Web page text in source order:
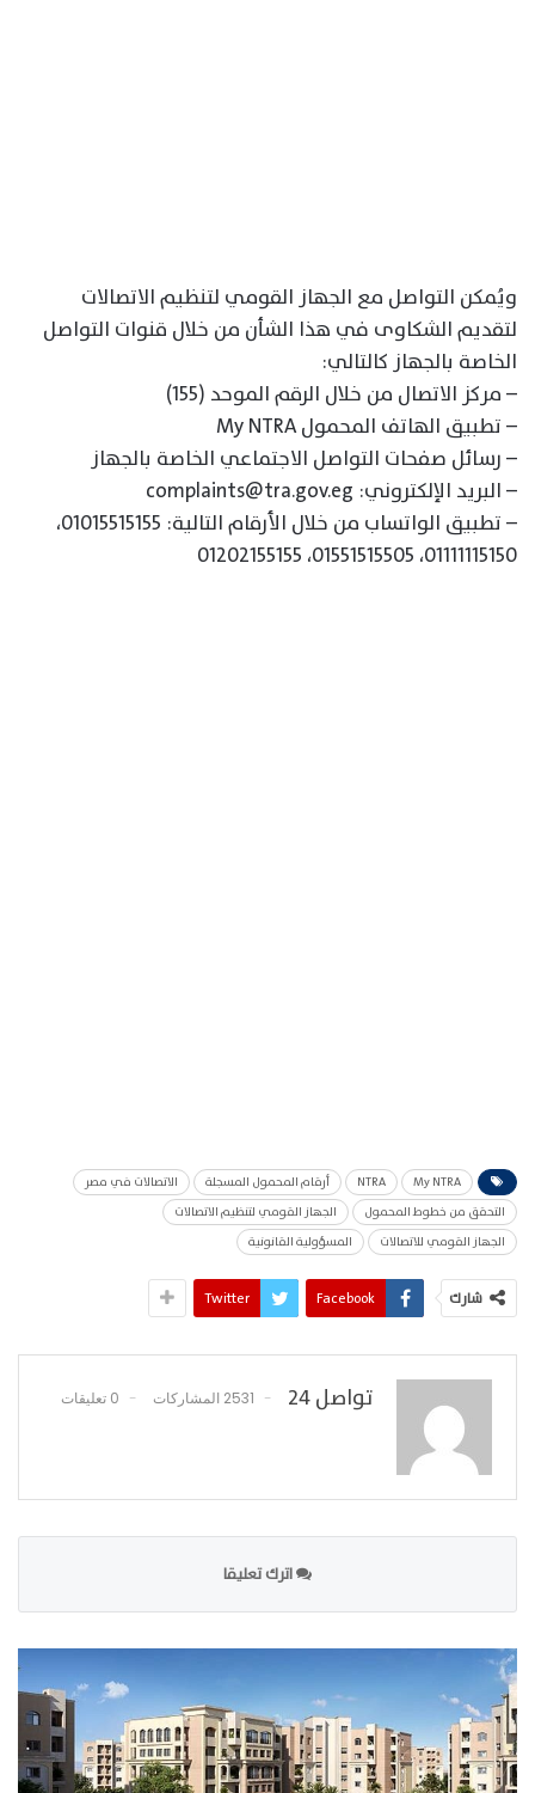
ويُمكن التواصل مع الجهاز القومي لتنظيم الاتصالات
لتقديم الشكاوى في هذا الشأن من خلال قنوات التواصل
الخاصة بالجهاز كالتالي:
– مركز الاتصال من خلال الرقم الموحد (155)
– تطبيق الهاتف المحمول My NTRA
– رسائل صفحات التواصل الاجتماعي الخاصة بالجهاز
– البريد الإلكتروني: complaints@tra.gov.eg
– تطبيق الواتساب من خلال الأرقام التالية: 01015515155،
01111115150، 01551515505، 01202155155
My NTRA
NTRA أرقام المحمول المسجلة
الاتصالات في مصر
التحقق من خطوط المحمول
الجهاز القومي لتنظيم الاتصالات
الجهاز القومي للاتصالات
المسؤولية القانونية
شارك Facebook
Twitter
تواصل 24 2531 المشاركات 0 تعليقات
اترك تعليقا